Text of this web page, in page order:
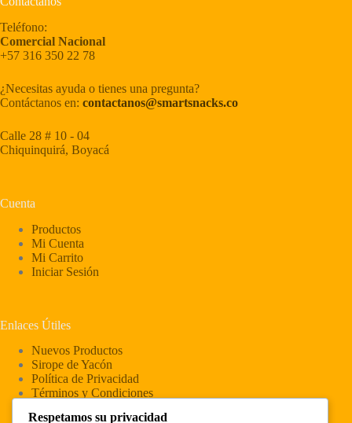
Teléfono:
Comercial Nacional
+57 316 350 22 78
¿Necesitas ayuda o tienes una pregunta?
Contáctanos en: contactanos@smartsnacks.co
Calle 28 # 10 - 04
Chiquinquirá, Boyacá
Cuenta
Productos
Mi Cuenta
Mi Carrito
Iniciar Sesión
Enlaces Útiles
Nuevos Productos
Sirope de Yacón
Política de Privacidad
Términos y Condiciones
Respetamos su privacidad